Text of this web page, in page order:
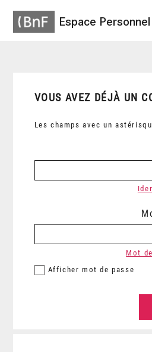
Espace Personnel
VOUS AVEZ DÉJÀ UN
Les champs avec un
Afficher mot de passe
Mot